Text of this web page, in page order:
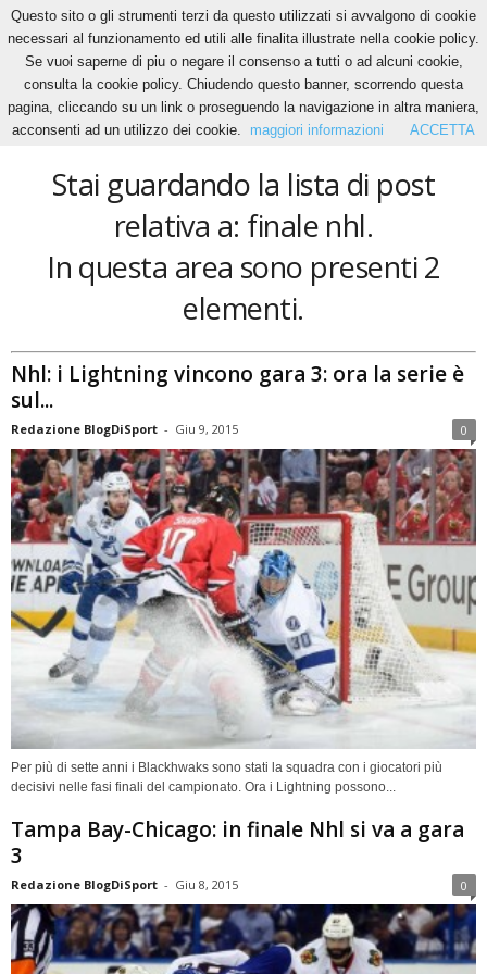
Home Tags Finale nhl
finale nhl
Stai guardando la lista di post
relativa a: finale nhl.
In questa area sono presenti 2
elementi.
Nhl: i Lightning vincono gara 3: ora la serie è
sul...
Redazione BlogDiSport - Giu 9, 2015 0
Per più di sette anni i Blackhwaks sono stati la squadra con i giocatori più
decisivi nelle fasi finali del campionato. Ora i Lightning possono...
Tampa Bay-Chicago: in finale Nhl si va a gara
3
Redazione BlogDiSport - Giu 8, 2015 0
Questo sito o gli strumenti terzi da questo utilizzati si avvalgono di cookie
necessari al funzionamento ed utili alle finalita illustrate nella cookie policy.
Se vuoi saperne di piu o negare il consenso a tutti o ad alcuni cookie,
consulta la cookie policy. Chiudendo questo banner, scorrendo questa
pagina, cliccando su un link o proseguendo la navigazione in altra maniera,
acconsenti ad un utilizzo dei cookie.
maggiori informazioni ACCETTA